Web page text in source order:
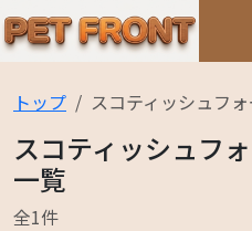
トップ スコティッシュフ
スコティッシュフ
一覧
全1件